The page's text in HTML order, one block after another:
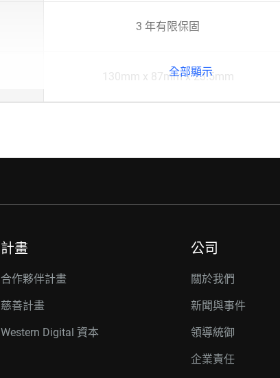
3 年有限保固
130mm x 87mm x 23.5mm
全部顯示
計畫
合作夥伴計畫
慈善計畫
Western Digital 資本
公司
關於我們
新聞與事件
領導統御
企業責任